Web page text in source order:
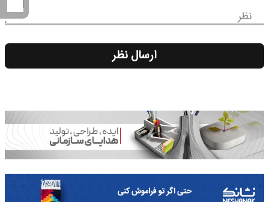
نظر
ارسال نظر